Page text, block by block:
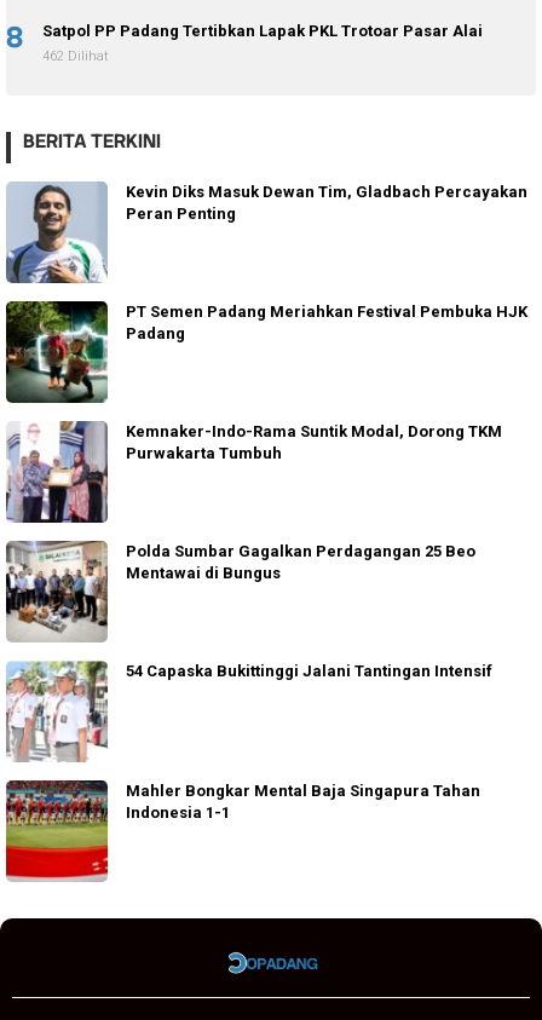
8 Satpol PP Padang Tertibkan Lapak PKL Trotoar Pasar Alai
462 Dilihat
BERITA TERKINI
Kevin Diks Masuk Dewan Tim, Gladbach Percayakan
Peran Penting
PT Semen Padang Meriahkan Festival Pembuka HJK
Padang
Kemnaker-Indo-Rama Suntik Modal, Dorong TKM
Purwakarta Tumbuh
Polda Sumbar Gagalkan Perdagangan 25 Beo
Mentawai di Bungus
54 Capaska Bukittinggi Jalani Tantingan Intensif
Mahler Bongkar Mental Baja Singapura Tahan
Indonesia 1-1